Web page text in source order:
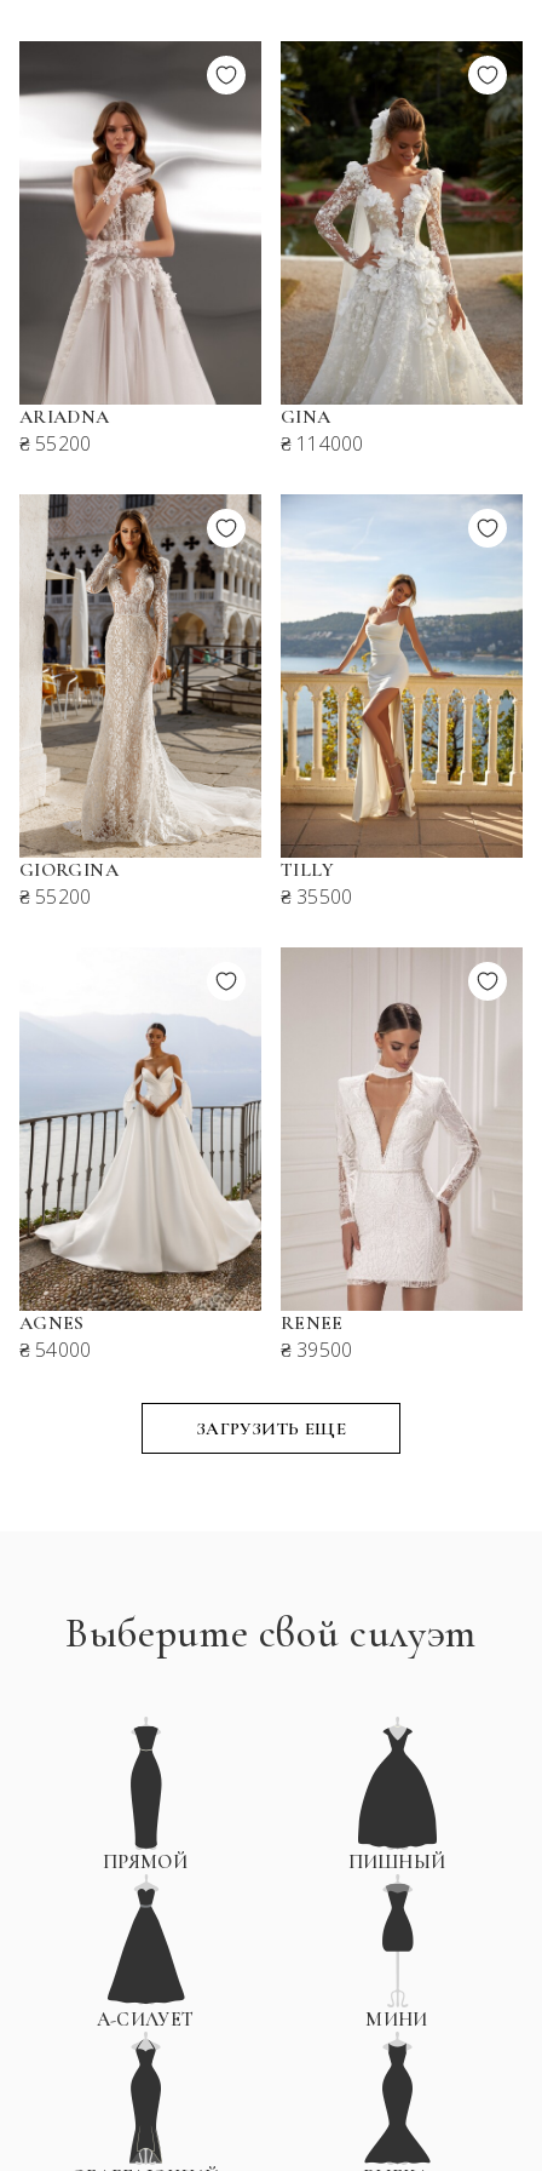
ARIADNA
₴ 55200
GINA
₴ 114000
GIORGINA
₴ 55200
TILLY
₴ 35500
AGNES
₴ 54000
RENEE
₴ 39500
Выберите свой силуэт
ПРЯМОЙ ПИШНЫЙ
А-СИЛУЕТ МИНИ